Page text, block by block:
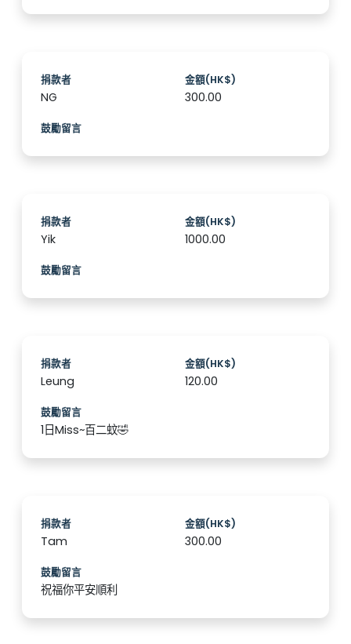
捐款者
NG
金額(HK$)
300.00
鼓勵留言
捐款者
Yik
金額(HK$)
1000.00
鼓勵留言
捐款者
Leung
金額(HK$)
120.00
鼓勵留言
1日Miss~百二蚊🤣
捐款者
Tam
金額(HK$)
300.00
鼓勵留言
祝福你平安順利